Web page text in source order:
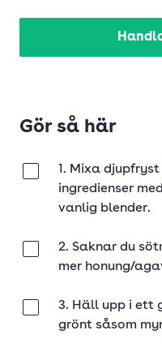
Gör så här
1. Mixa
ingredienser
vanlig blender.
2. Saknar du
mer honung/
3. Häll upp i ett
grönt såsom